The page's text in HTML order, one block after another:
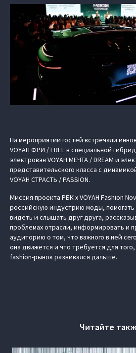
На мероприятии гостей встречали
VOYAH ФРИ / FREEв специальной
электровэн VOYAH МЕЧТА / DREAM и
представительского класса с
VOYAH СТРАСТЬ / PASSION.
Миссия проекта РБК x VOYAH Fashion
российскую индустрию моды,
видеть и слышать друг друга,
проблемах отрасли, информировать и
аудиторию о том, что важного в ней
она движется и что требуется для
fashion-рынок развивался дальше.
Читайте